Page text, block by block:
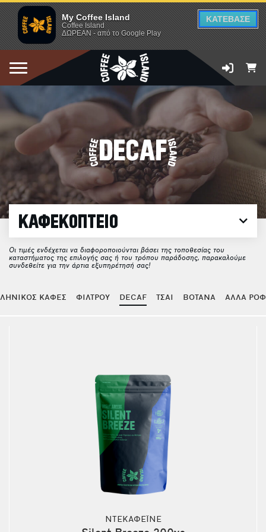
My Coffee Island
Coffee Island
ΔΩΡΕΑΝ - από το Google Play
ΚΑΤΕΒΑΣΕ
DECAF
ΚΑΦΕΚΟΠΤΕΙΟ
Οι τιμές ενδέχεται να διαφοροποιούνται βάσει της τοποθεσίας του
καταστήματος της επιλογής σας ή του τρόπου παράδοσης, παρακαλούμε
συνδεθείτε για την άρτια εξυπηρέτησή σας!
ΚΑΦΕΣ ΦΙΛΤΡΟΥ DECAF ΤΣΑΙ ΒΟΤΑΝΑ ΑΛΛΑ
ΝΤΕΚΑΦΕΪΝΕ